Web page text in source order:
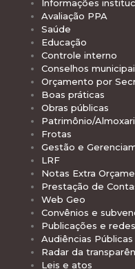
Informações
Avaliação PPA
Saúde
Educação
Controle interno
Conselhos
Orçamento por
Boas práticas
Obras públicas
Patrimônio/
Frotas
Gestão e
LRF
Notas Extra
Prestação de
Web Geo
Convênios e
Publicações e
Audiências
Radar da
Leis e atos